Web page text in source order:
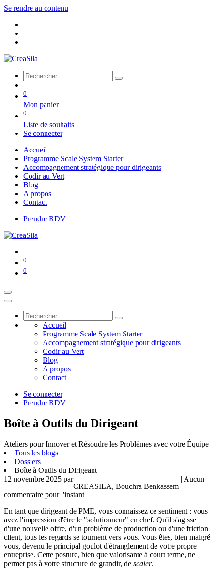
Se rendre au contenu
0
Mon panier
0
Liste de souhaits
Se connecter
Accueil
Programme Scale System Starter
Accompagnement stratégique pour dirigeants
Codir au Vert
Blog
A propos
Contact
Prendre RDV
0
0
Accueil
Programme Scale System Starter
Accompagnement stratégique pour dirigeants
Codir au Vert
Blog
A propos
Contact
Se connecter
Prendre RDV
Boîte à Outils du Dirigeant
Ateliers pour Innover et Résoudre les Problèmes avec votre Équipe
Tous les blogs
Dossiers
Boîte à Outils du Dirigeant
12 novembre 2025 par
CREASILA, Bouchra Benkassem
| Aucun
commentaire pour l'instant
En tant que dirigeant de PME, vous connaissez ce sentiment : vous
avez l'impression d'être le "solutionneur" en chef. Qu'il s'agisse
d'une nouvelle offre, d'un problème de production ou d'une friction
client, tous les regards se tournent vers vous. Vous êtes, bien malgré
vous, devenu le principal goulot d'étranglement de votre propre
entreprise. Cette posture, bien que valorisante à court terme, ne
permet pas à votre structure de grandir, de scaler.